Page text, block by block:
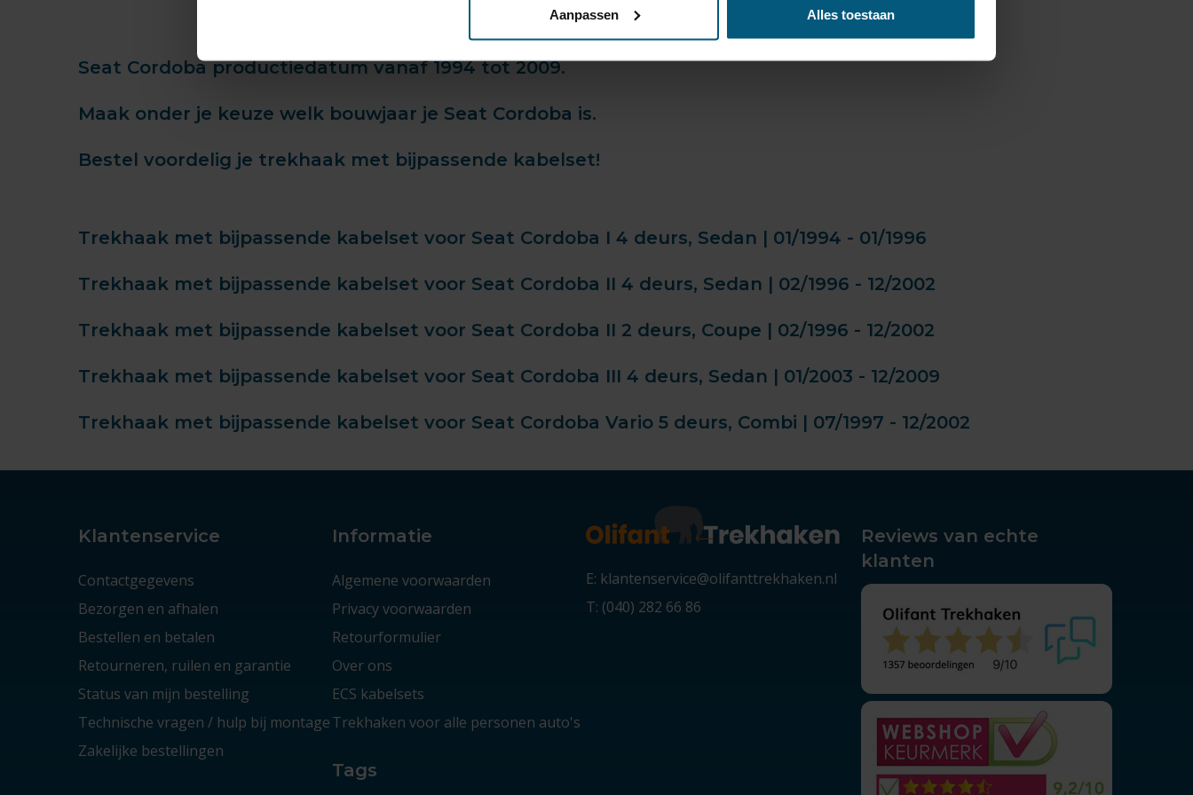
Aanpassen Alles toestaan
Seat Cordoba productiedatum vanaf 1994 tot 2009.
Maak onder je keuze welk bouwjaar je Seat Cordoba is.
Bestel voordelig je trekhaak met bijpassende kabelset!
Trekhaak met bijpassende kabelset voor Seat Cordoba I 4 deurs, Sedan | 01/1994 - 01/1996
Trekhaak met bijpassende kabelset voor Seat Cordoba II 4 deurs, Sedan | 02/1996 - 12/2002
Trekhaak met bijpassende kabelset voor Seat Cordoba II 2 deurs, Coupe | 02/1996 - 12/2002
Trekhaak met bijpassende kabelset voor Seat Cordoba III 4 deurs, Sedan | 01/2003 - 12/2009
Trekhaak met bijpassende kabelset voor Seat Cordoba Vario 5 deurs, Combi | 07/1997 - 12/2002
Klantenservice
Contactgegevens
Bezorgen en afhalen
Bestellen en betalen
Retourneren, ruilen en garantie
Status van mijn bestelling
Technische vragen / hulp bij montage
Zakelijke bestellingen
Informatie
Algemene voorwaarden
Privacy voorwaarden
Retourformulier
Over ons
ECS kabelsets
Trekhaken voor alle personen auto's
Tags
E: klantenservice@olifanttrekhaken.nl
T: (040) 282 66 86
Reviews van echte
klanten